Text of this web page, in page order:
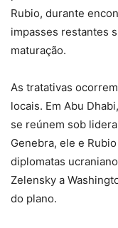
Rubio, durante
impasses restantes
maturação.
As tratativas
locais. Em Abu
se reúnem sob
Genebra, ele e
diplomatas
Zelensky a
do plano.